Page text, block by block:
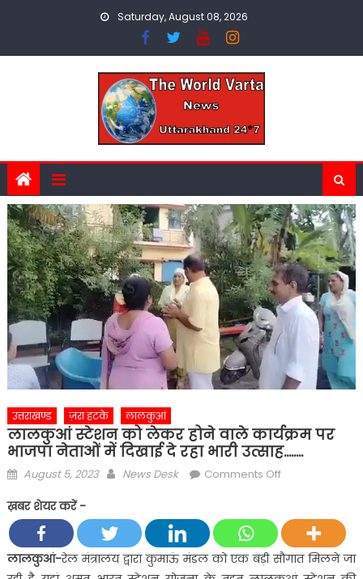
Saturday, August 08, 2026
उत्तराखण्ड ज़रा हटके लालकुआं
लालकुआं स्टेशन को लेकर होने वाले कार्यक्रम पर
भाजपा नेताओं में दिखाई दे रहा भारी उत्साह……..
Posted
August 5, 2023 Author
News Desk Comments Offon
को
लेकर
होने
ख़बर शेयर करें -
लालकुआं-रेल मंत्रालय द्वारा कुमाऊं मंडल को एक बड़ी सौगात मिलने जा